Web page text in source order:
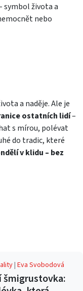
symbol života a
nebo
a naděje. Ale je
ostatních lidí–
s mírou, polévat
do tradic, které
v klidu – bez
|Eva Svobodová
šmigrustovka: